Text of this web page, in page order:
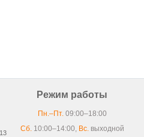
Режим работы
Пн.–Пт.09:00–18:00
Сб.10:00–14:00, Вс.выходной